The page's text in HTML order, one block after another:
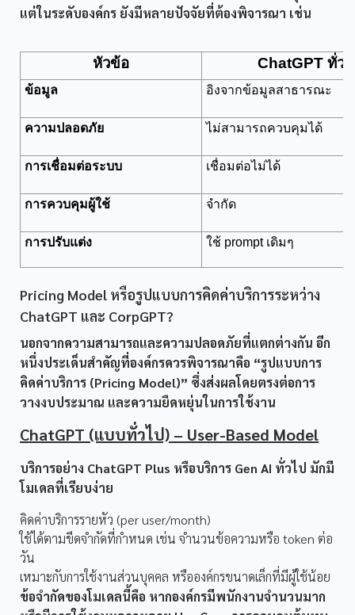
แต่ในระดับองค์กร ยังมีหลายปัจจัยที่ต้องพิจารณา เช่น
หัวข้อ ChatGPT ทั่ว
ข้อมูล อิงจากข้อมูลสาธารณะ
ความปลอดภัย ไม่สามารถควบคุมได้
การเชื่อมต่อระบบ เชื่อมต่อไม่ได้
การควบคุมผู้ใช้ จำกัด
การปรับแต่ง ใช้ prompt เดิมๆ
Pricing Model หรือรูปแบบการคิดค่าบริการระหว่าง
ChatGPT และ CorpGPT?
นอกจากความสามารถและความปลอดภัยที่แตกต่างกัน อีก
หนึ่งประเด็นสำคัญที่องค์กรควรพิจารณาคือ “รูปแบบการ
คิดค่าบริการ (Pricing Model)” ซึ่งส่งผลโดยตรงต่อการ
วางงบประมาณ และความยืดหยุ่นในการใช้งาน
ChatGPT (แบบทั่วไป) – User-Based Model
บริการอย่าง ChatGPT Plus หรือบริการ Gen AI ทั่วไป มักมี
โมเดลที่เรียบง่าย
คิดค่าบริการรายหัว (per user/month)
ใช้ได้ตามขีดจำกัดที่กำหนด เช่น จำนวนข้อความหรือ token ต่อ
วัน
เหมาะกับการใช้งานส่วนบุคคล หรือองค์กรขนาดเล็กที่มีผู้ใช้น้อย
ข้อจำกัดของโมเดลนี้คือ หากองค์กรมีพนักงานจำนวนมาก